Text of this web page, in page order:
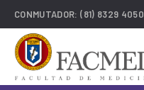
CONMUTADOR:(81) 8329 4050